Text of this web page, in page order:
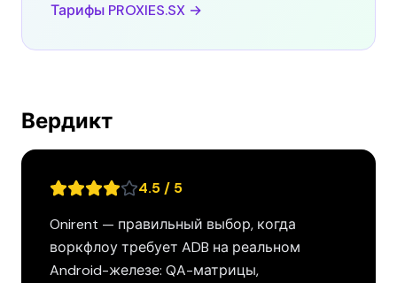
Тарифы PROXIES.SX →
Вердикт
4.5 / 5
Onirent — правильный выбор, когда
воркфлоу требует ADB на реальном
Android-железе: QA-матрицы,